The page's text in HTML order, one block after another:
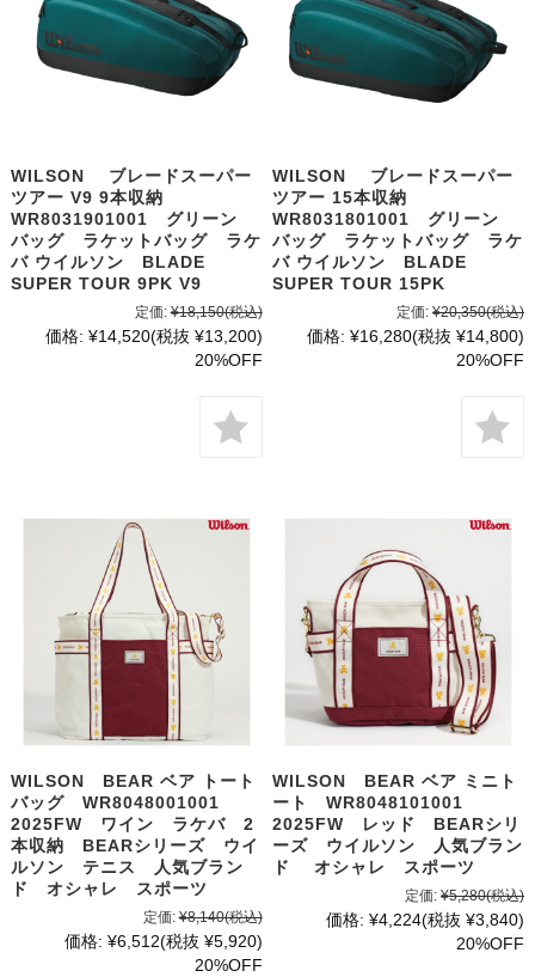
WILSON ブレードスーパー
ツアー V9 9本収納
WR8031901001 グリーン
バッグ ラケットバッグ ラケ
バ ウイルソン BLADE
SUPER TOUR 9PK V9
定価: ¥18,150(税込)
価格: ¥14,520(税抜 ¥13,200)
20%OFF
WILSON ブレードスーパー
ツアー 15本収納
WR8031801001 グリーン
バッグ ラケットバッグ ラケ
バ ウイルソン BLADE
SUPER TOUR 15PK
定価: ¥20,350(税込)
価格: ¥16,280(税抜 ¥14,800)
20%OFF
WILSON BEAR ベア トート
バッグ WR8048001001
2025FW ワイン ラケバ 2
本収納 BEARシリーズ ウイ
ルソン テニス 人気ブラン
ド オシャレ スポーツ
定価: ¥8,140(税込)
価格: ¥6,512(税抜 ¥5,920)
20%OFF
WILSON BEAR ベア ミニト
ート WR8048101001
2025FW レッド BEARシリ
ーズ ウイルソン 人気ブラン
ド オシャレ スポーツ
定価: ¥5,280(税込)
価格: ¥4,224(税抜 ¥3,840)
20%OFF